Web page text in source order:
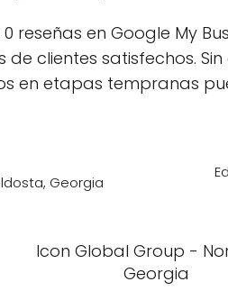
reseñas en Google My
clientes satisfechos.
en etapas tempranas
Georgia
Icon Global Group -
Georgia